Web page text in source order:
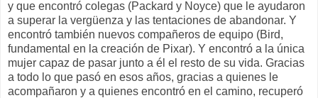
y que encontró colegas (Packard y Noyce) que le ayudaron
a superar la vergüenza y las tentaciones de abandonar. Y
encontró también nuevos compañeros de equipo (Bird,
fundamental en la creación de Pixar). Y encontró a la única
mujer capaz de pasar junto a él el resto de su vida. Gracias
a todo lo que pasó en esos años, gracias a quienes le
acompañaron y a quienes encontró en el camino, recuperó